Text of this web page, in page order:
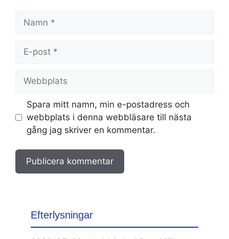
post
Spara mitt namn, min e-postadress och
webbplats i denna webbläsare till nästa
gång jag skriver en kommentar.
Efterlysningar